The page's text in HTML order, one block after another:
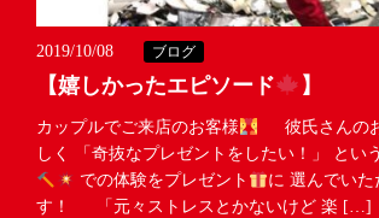
2019/10/08 ブログ
【嬉しかったエピソード 】
カップルでご来店のお客様
彼氏さんの
しく 「奇抜なプレゼントをしたい！」 とい
での体験をプレゼント
に 選んでい
す！ 「元々ストレスとかないけど 楽 […]